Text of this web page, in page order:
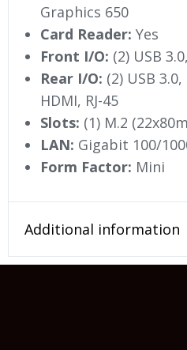
Graphics 650
Card Reader: Yes
Front I/O: (2) USB
Rear I/O: (2) USB
HDMI, RJ-45
Slots: (1) M.2
LAN: Gigabit 100/
Form Factor: Mini
Additional information